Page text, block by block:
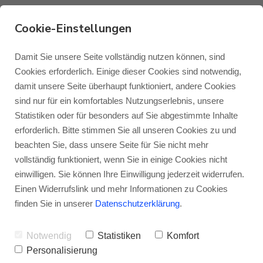
Monitor Audio
Monitor Audio Custom Install
Roksan
Blok
Blog Monitor Audio
Blog Roksan
Blog Blok
93047 Regensburg -
Klang Galerie
Klang Galerie - Hören.
Sehen. Erleben.
Mitten im Herzen der Altstadt von
Regensburg ist ein echtes Juwel für HiFi-
Galerie von Andreas Seidl, die IMMER einen
Besuch wert ist.
Cookie-Einstellungen
Damit Sie unsere Seite vollständig nutzen können, sind
Cookies erforderlich. Einige dieser Cookies sind notwendig,
damit unsere Seite überhaupt funktioniert, andere Cookies
sind nur für ein komfortables Nutzungserlebnis, unsere
Statistiken oder für besonders auf Sie abgestimmte Inhalte
erforderlich. Bitte stimmen Sie all unseren Cookies zu und
beachten Sie, dass unsere Seite für Sie nicht mehr
vollständig funktioniert, wenn Sie in einige Cookies nicht
einwilligen. Sie können Ihre Einwilligung jederzeit widerrufen.
Einen Widerrufslink und mehr Informationen zu Cookies
finden Sie in unserer Datenschutzerklärung.
Notwendig Statistiken
Komfort
Personalisierung